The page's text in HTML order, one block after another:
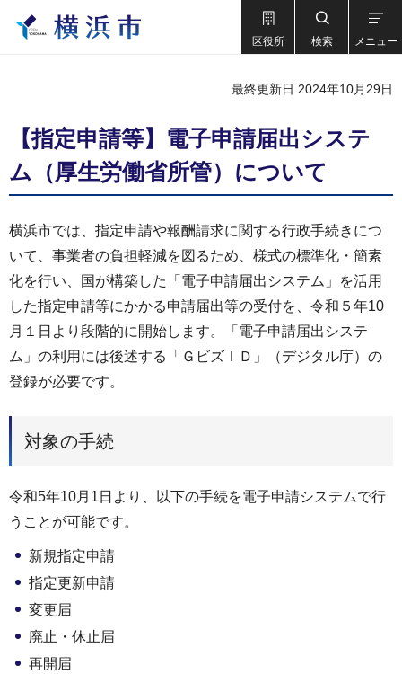
区役所 検索 メニュー
最終更新日 2024年10月29日
【指定申請等】電子申請届出システ
ム（厚生労働省所管）について
横浜市では、指定申請や報酬請求に関する行政手続きにつ
いて、事業者の負担軽減を図るため、様式の標準化・簡素
化を行い、国が構築した「電子申請届出システム」を活用
した指定申請等にかかる申請届出等の受付を、令和５年10
月１日より段階的に開始します。「電子申請届出システ
ム」の利用には後述する「ＧビズＩＤ」（デジタル庁）の
登録が必要です。
対象の手続
令和5年10月1日より、以下の手続を電子申請システムで行
うことが可能です。
新規指定申請
指定更新申請
変更届
廃止・休止届
再開届